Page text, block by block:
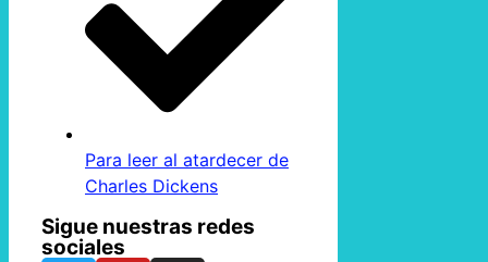
Para leer al atardecer de
Charles Dickens
Sigue nuestras redes
sociales